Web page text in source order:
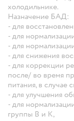
холодильнике.
Назначение БАД:
- для
- для
- для
- для снижения
- для коррекции
после/ во время
питания, в случае
- для улучшения
- для
группы B и K,